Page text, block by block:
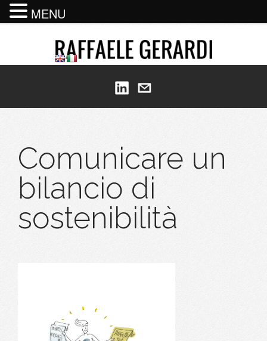
Comunicare un
bilancio di
sostenibilità
MENU